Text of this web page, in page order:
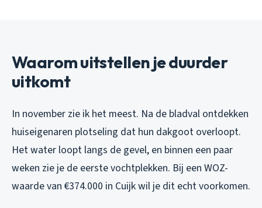
Waarom uitstellen je duurder
uitkomt
In november zie ik het meest. Na de bladval ontdekken
huiseigenaren plotseling dat hun dakgoot overloopt.
Het water loopt langs de gevel, en binnen een paar
weken zie je de eerste vochtplekken. Bij een WOZ-
waarde van €374.000 in Cuijk wil je dit echt voorkomen.